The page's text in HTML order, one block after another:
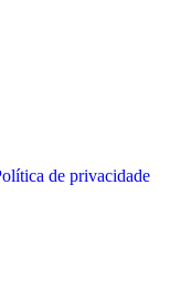
de privacidade